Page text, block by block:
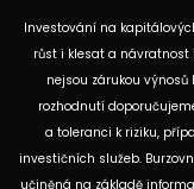
Investování na
růst i klesat a návratnost
nejsou zárukou
rozhodnutí
a toleranci k riziku,
investičních služeb.
učiněná na základě